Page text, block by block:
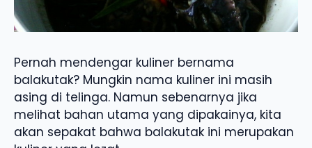
Pernah mendengar kuliner bernama
balakutak? Mungkin nama kuliner ini masih
asing di telinga. Namun sebenarnya jika
melihat bahan utama yang dipakainya, kita
akan sepakat bahwa balakutak ini merupakan